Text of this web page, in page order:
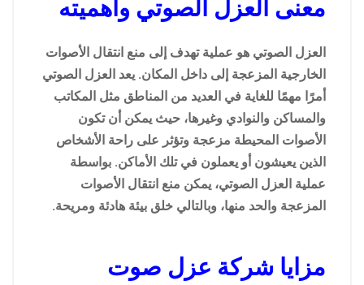
معنى العزل الصوتي وأهميته
العزل الصوتي هو عملية تهدف إلى منع انتقال الأصوات
الخارجية المزعجة إلى داخل المكان. يعد العزل الصوتي
أمرًا مهمًا للغاية في العديد من المناطق مثل المكاتب
والمساكن والنوادي وغيرها، حيث يمكن أن تكون
الأصوات المحيطة مزعجة وتؤثر على راحة الأشخاص
الذين يعيشون أو يعملون في تلك الأماكن. بواسطة
عملية العزل الصوتي، يمكن منع انتقال الأصوات
المزعجة والحد منها، وبالتالي خلق بيئة هادئة ومريحة.
مزايا شركة عزل صوت